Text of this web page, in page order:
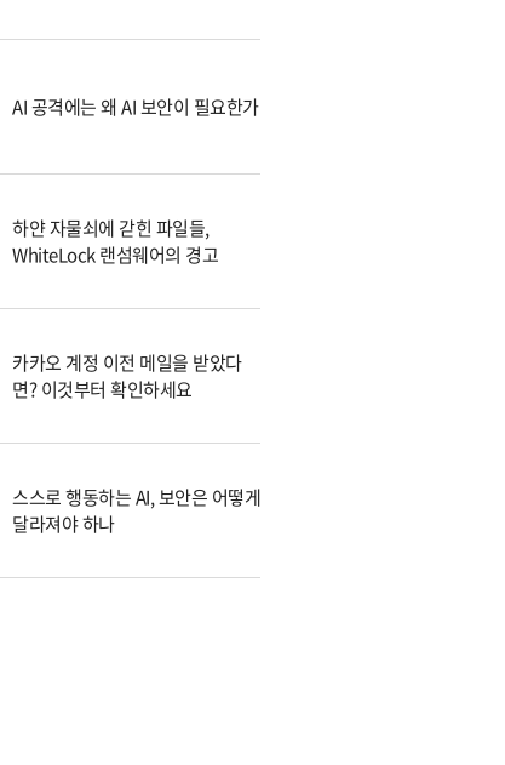
AI 공격에는 왜 AI 보안이 필요한가
하얀 자물쇠에 갇힌 파일들,
WhiteLock 랜섬웨어의 경고
카카오 계정 이전 메일을 받았다
면? 이것부터 확인하세요
스스로 행동하는 AI, 보안은 어떻게
달라져야 하나